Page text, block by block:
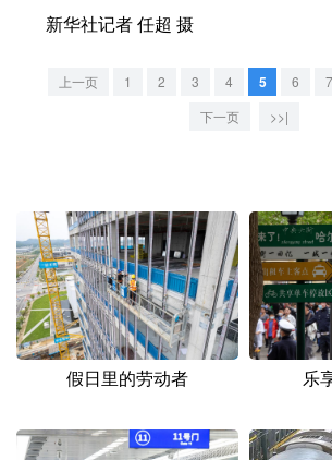
新华社记者 任超 摄
上一页 1 2 3 4 5 6 7
下一页
>>|
假日里的劳动者 乐